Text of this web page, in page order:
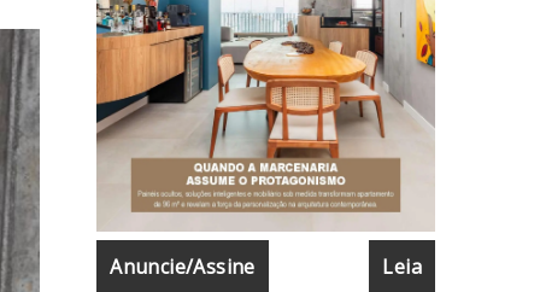
Anuncie/Assine Leia